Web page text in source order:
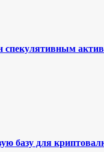
спекулятивным
базу для